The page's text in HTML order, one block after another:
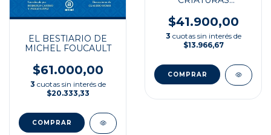
EL BESTIARIO DE
MICHEL FOUCAULT
$61.000,00
3 cuotas sin interés de
$20.333,33
$41.900,00
3 cuotas sin interés de
$13.966,67